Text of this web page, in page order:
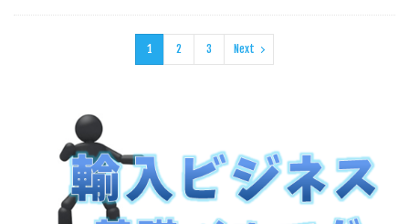
1 2 3 Next